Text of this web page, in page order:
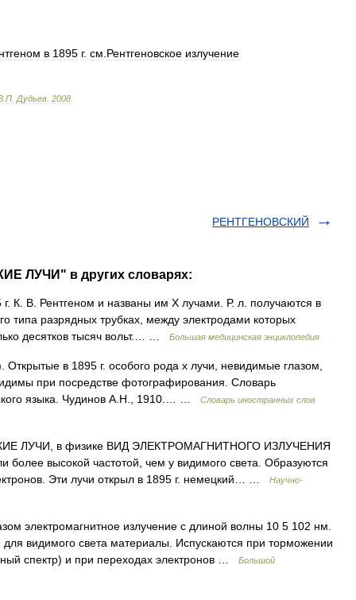
в 1895 г. см Рентгеновское излучение
П Дудьев 2008
РЕНТГЕНОВСКИЙ
ЛУЧИ" в других словарях:
К. В. Рентгеном и названы им Х лучами. Р. л. получаются в
типа разрядных трубках, между электродами которых
десятков тысяч вольт.… …
Большая медицинская энциклопедия
в 1895 г. особого рода х лучи, невидимые глазом,
при посредстве фотографирования. Словарь
языка. Чудинов А.Н., 1910.… …
Словарь иностранных слов
ЛУЧИ, в физике ВИД ЭЛЕКТРОМАГНИТНОГО ИЗЛУЧЕНИЯ
более высокой частотой, чем у видимого света. Образуются
Эти лучи открыл в 1895 г. немецкий… …
Научно-
электромагнитное излучение с длиной волны 10 5 102 нм.
видимого света материалы. Испускаются при торможении
спектр) и при переходах электронов …
Большой